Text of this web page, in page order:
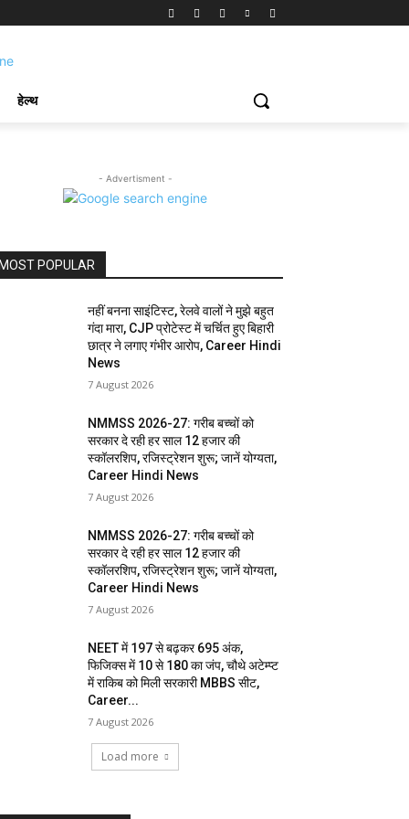
हेल्थ
- Advertisment -
MOST POPULAR
नहीं बनना साइंटिस्ट, रेलवे वालों ने मुझे बहुत
गंदा मारा, CJP प्रोटेस्ट में चर्चित हुए बिहारी
छात्र ने लगाए गंभीर आरोप, Career Hindi
News
7 August 2026
NMMSS 2026-27: गरीब बच्चों को
सरकार दे रही हर साल 12 हजार की
स्कॉलरशिप, रजिस्ट्रेशन शुरू; जानें योग्यता,
Career Hindi News
7 August 2026
NMMSS 2026-27: गरीब बच्चों को
सरकार दे रही हर साल 12 हजार की
स्कॉलरशिप, रजिस्ट्रेशन शुरू; जानें योग्यता,
Career Hindi News
7 August 2026
NEET में 197 से बढ़कर 695 अंक,
फिजिक्स में 10 से 180 का जंप, चौथे अटेम्प्ट
में राकिब को मिली सरकारी MBBS सीट,
Career...
7 August 2026
Load more